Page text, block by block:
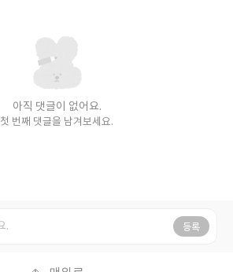
아직 댓글이 없어요.
첫 번째 댓글을 남겨보세요.
등록